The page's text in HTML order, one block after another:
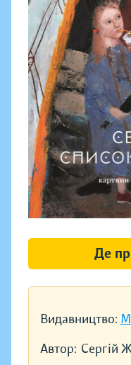
Видавництво:
Автор: Сергій
Де